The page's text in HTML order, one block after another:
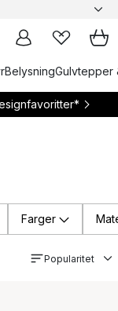
BelysningGulvtepper
Farger
Popularitet